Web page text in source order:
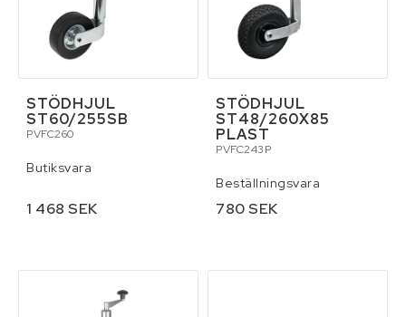
STÖDHJUL
ST60/255SB
PVFC260
Butiksvara
1 468 SEK
STÖDHJUL
ST48/260X85
PLAST
PVFC243P
Beställningsvara
780 SEK